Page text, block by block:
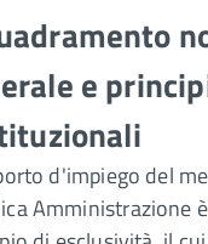
e
d'impiego del
Amministrazione